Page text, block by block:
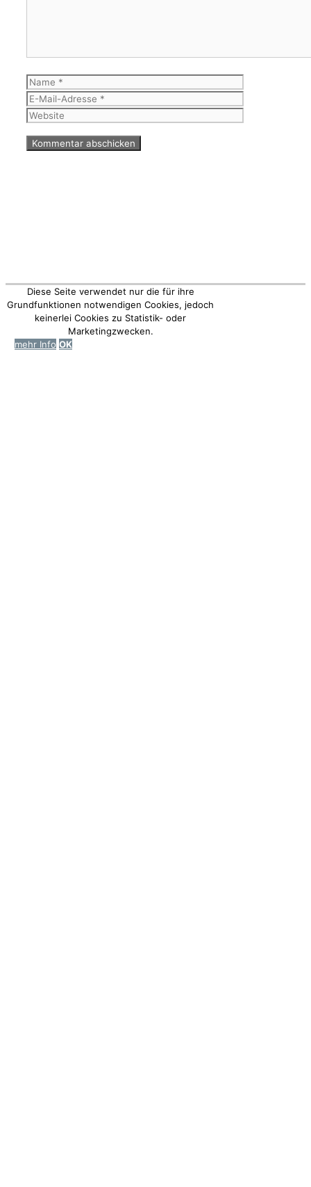
Name
Diese Seite verwendet nur die für ihre
Grundfunktionen notwendigen Cookies, jedoch
keinerlei Cookies zu Statistik- oder
Marketingzwecken.
mehr Info OK